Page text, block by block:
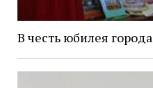
В честь юбилея города